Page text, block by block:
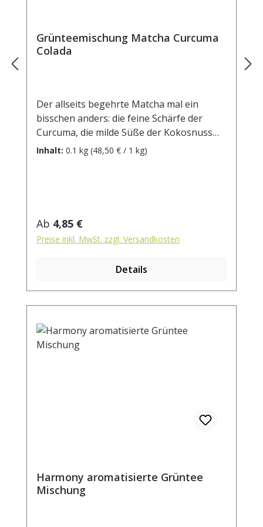
Grünteemischung Matcha Curcuma
Colada
Der allseits begehrte Matcha mal ein
bisschen anders: die feine Schärfe der
Curcuma, die milde Süße der Kokosnuss
und die herben Grünteenoten sorgen für
Ananasstücke (Ananas, Zucker)(10%),
Ingwerstücke, natürliches Aroma (enthält
Milch), Kokoschips (Kokosnuss, Zucker)
Rosenblütenblätter Zubereitung: ca. 12g
Tee mit 1 l. Wasser auf 90° abgekühlt,
Fertiggetränk bei Aufguss von 2g Tee mit
100 ml kochendem Wasser und einer
Inhalt: 0.1 kg (48,50 € / 1 kg)
Regulärer Preis:
Ab 4,85 €
Preise inkl. MwSt. zzgl. Versandkosten
Details
Harmony aromatisierte Grüntee
Mischung